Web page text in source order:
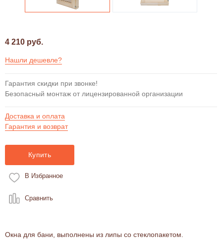
4 210 руб.
Нашли дешевле?
Гарантия скидки при звонке!
Безопасный монтаж от лицензированной организации
Доставка и оплата
Гарантия и возврат
Купить
В Избранное
Сравнить
Окна для бани, выполнены из липы со стеклопакетом.